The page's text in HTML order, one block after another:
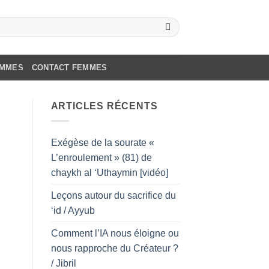
CONTACT FEMMES
ARTICLES RÉCENTS
Exégèse de la sourate «
L’enroulement » (81) de
chaykh al ‘Uthaymin [vidéo]
Leçons autour du sacrifice du
‘id / Ayyub
Comment l’IA nous éloigne ou
nous rapproche du Créateur ?
/ Jibril